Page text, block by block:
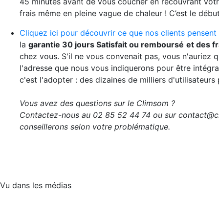
frais même en pleine vague de chaleur ! C’est le
Cliquez ici pour découvrir ce que nos clients
la garantie 30 jours Satisfait ou remboursé et des
chez vous. S'il ne vous convenait pas, vous n'auriez
l'adresse que nous vous indiquerons pour être
c'est l'adopter : des dizaines de milliers d'utilisateurs
Vous avez des questions sur le Climsom ?
Contactez-nous au 02 85 52 44 74 ou sur
conseillerons selon votre problématique.
Vu dans les médias